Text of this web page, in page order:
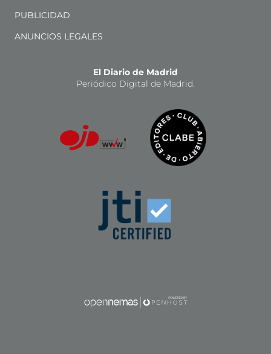
PUBLICIDAD
ANUNCIOS LEGALES
El Diario de Madrid
Periódico Digital de Madrid.